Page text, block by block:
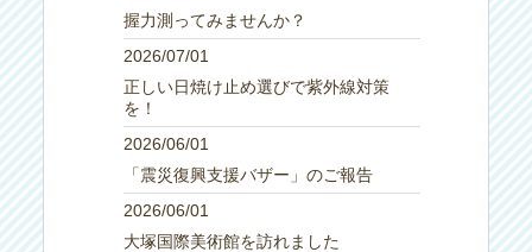
握力測ってみませんか？
2026/07/01
正しい日焼け止め選びで紫外線対策
を！
2026/06/01
「震災復興支援バザー」のご報告
2026/06/01
大塚国際美術館を訪れました